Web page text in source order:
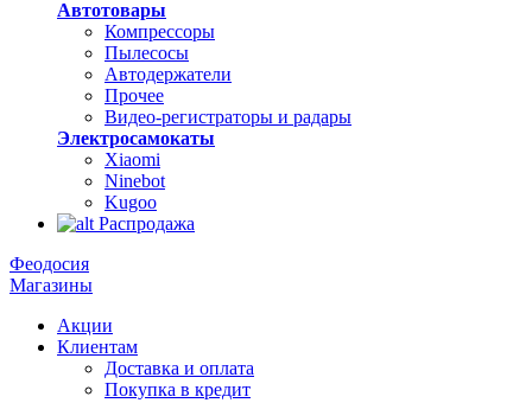
Автотовары
Компрессоры
Пылесосы
Автодержатели
Прочее
Видео-регистраторы и радары
Электросамокаты
Xiaomi
Ninebot
Kugoo
Распродажа
Феодосия
Магазины
Акции
Клиентам
Доставка и оплата
Покупка в кредит